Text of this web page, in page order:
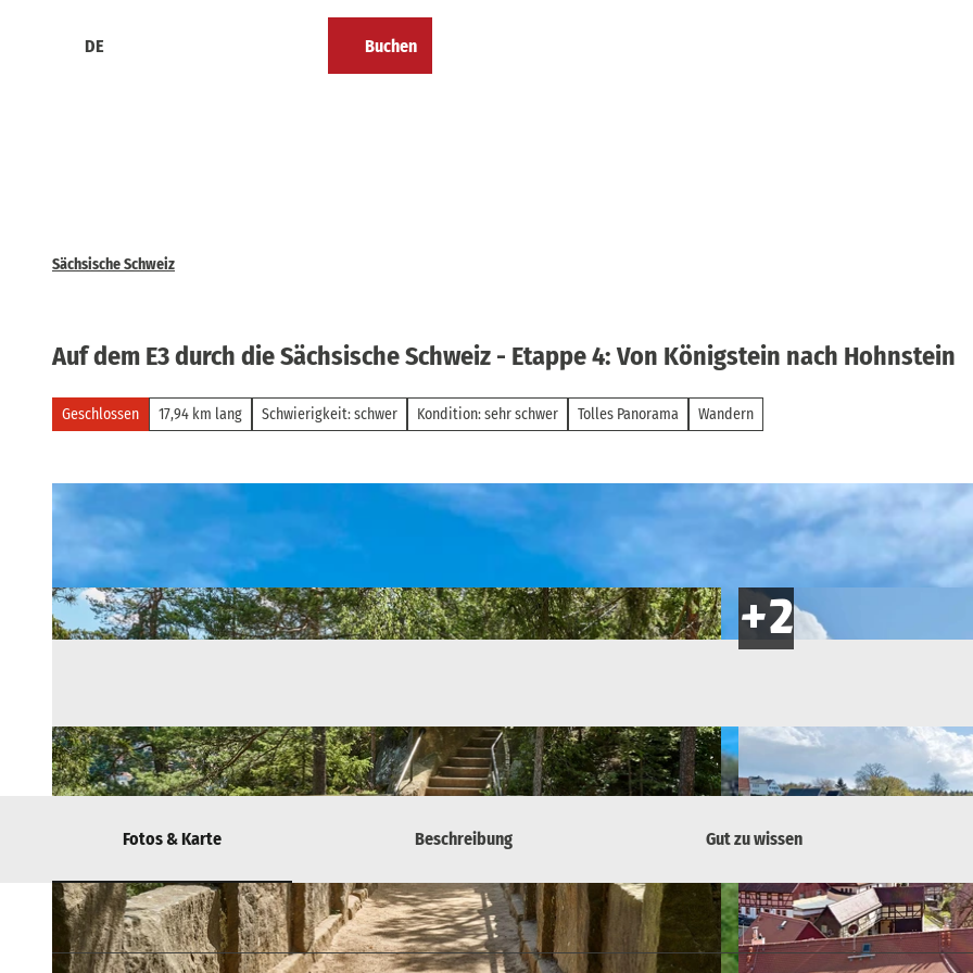
DE Buchen
Sächsische Schweiz
Auf dem E3 durch die Sächsische Schweiz - Etappe 4: Von Königstein nach Hohnstein
Geschlossen 17,94 km lang Schwierigkeit: schwer Kondition: sehr schwer Tolles Panorama Wandern
Fotos & Karte Beschreibung Gut zu wissen